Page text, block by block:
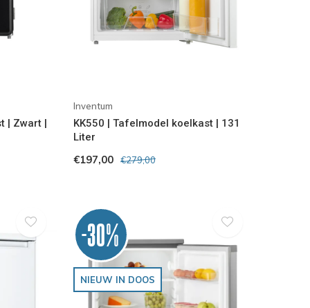
| Zwart |
Inventum
KK550 | Tafelmodel koelkast | 131
Liter
€197,00 €279,00
-30%
NIEUW IN DOOS